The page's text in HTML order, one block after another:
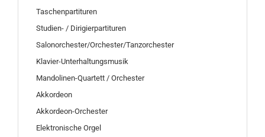
Taschenpartituren
Studien- / Dirigierpartituren
Salonorchester/Orchester/Tanzorchester
Klavier-Unterhaltungsmusik
Mandolinen-Quartett / Orchester
Akkordeon
Akkordeon-Orchester
Elektronische Orgel